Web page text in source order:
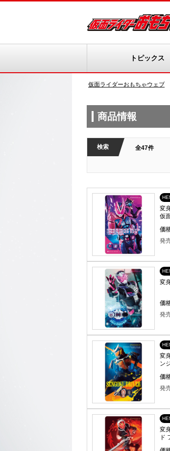
トピックス
仮面ライダーおもちゃウェブ
商品情報
検索 全47件
変
仮
価
発
変
価
発
変
ン
価
発
変
ド